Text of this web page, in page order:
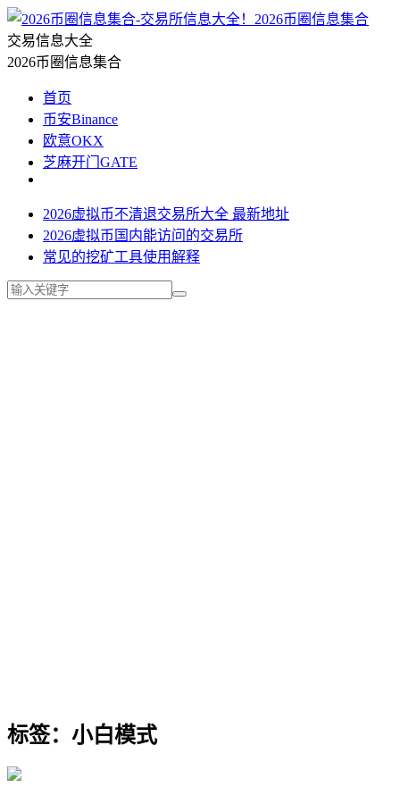
2026币圈信息集合
交易信息大全
2026币圈信息集合
首页
币安Binance
欧意OKX
芝麻开门GATE
2026虚拟币不清退交易所大全 最新地址
2026虚拟币国内能访问的交易所
常见的挖矿工具使用解释
标签：小白模式